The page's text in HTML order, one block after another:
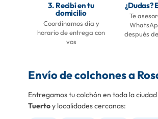
3. Recibí en tu
domicilio
Coordinamos día y
horario de entrega con
vos
¿Dudas?
Te
después
Envío de colchones a
Entregamos tu colchón en toda la ciudad
Tuertoy localidades cercanas: